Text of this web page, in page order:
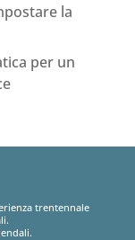
la
per un
trentennale